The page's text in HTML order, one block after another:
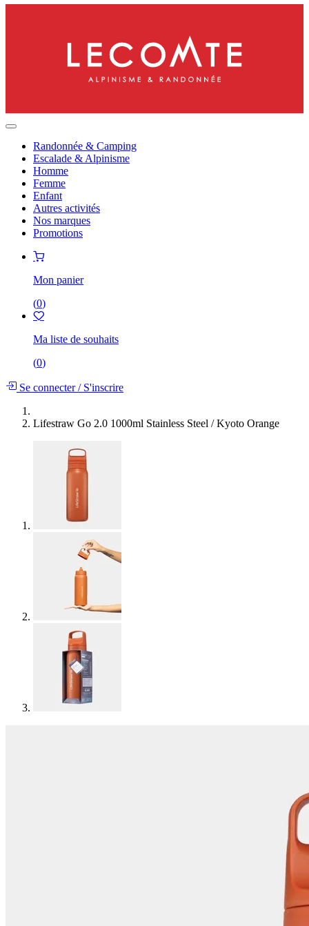
Randonnée & Camping
Escalade & Alpinisme
Homme
Femme
Enfant
Autres activités
Nos marques
Promotions
Mon panier
(0)
Ma liste de souhaits
(0)
Se connecter/S'inscrire
Lifestraw Go 2.0 1000ml Stainless Steel / Kyoto Orange